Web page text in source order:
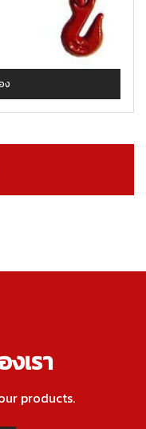
ง
เรา
products.